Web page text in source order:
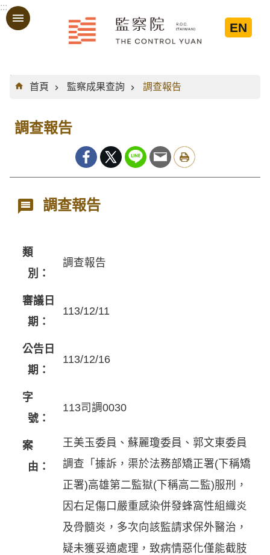
跳到主要內容區塊
:::
EN
:::
首頁
監察成果查詢 調查報告
調查報告
調查報告
類
別：
調查報告
審議日
期：
113/12/11
公告日
期：
113/12/16
字
號：
113司調0030
案
由：
王美玉委員、蘇麗瓊委員、郭文東委員
調查「據訴，渠於法務部矯正署(下稱矯
正署)高雄第二監獄(下稱高二監)服刑，
因右足傷口嚴重感染併發蜂窩性組織炎
及骨髓炎，多次向該監請求保外醫治，
疑未獲妥適處理，致病情惡化僅能截肢